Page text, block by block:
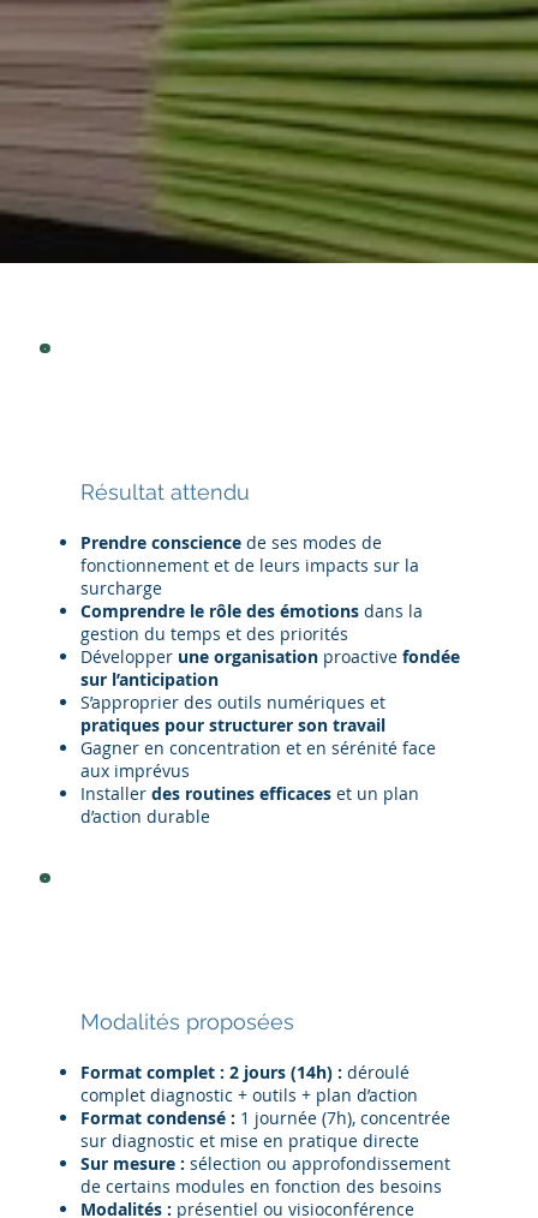
Résultat attendu
Prendre consciencede ses modes de
fonctionnement et de leurs impacts sur la
surcharge
Comprendre le rôle des émotionsdans la
gestion du temps et des priorités
Développer une organisationproactive fondée
sur l’anticipation
S’approprier des outils numériques et
pratiques pour structurer son travail
Gagner en concentration et en sérénité face
aux imprévus
Installer des routines efficaces et un plan
d’action durable
Modalités proposées
Format complet : 2 jours (14h) : déroulé
complet diagnostic + outils + plan d’action
Format condensé : 1 journée (7h), concentrée
sur diagnostic et mise en pratique directe
Sur mesure : sélection ou approfondissement
de certains modules en fonction des besoins
Modalités : présentiel ou visioconférence